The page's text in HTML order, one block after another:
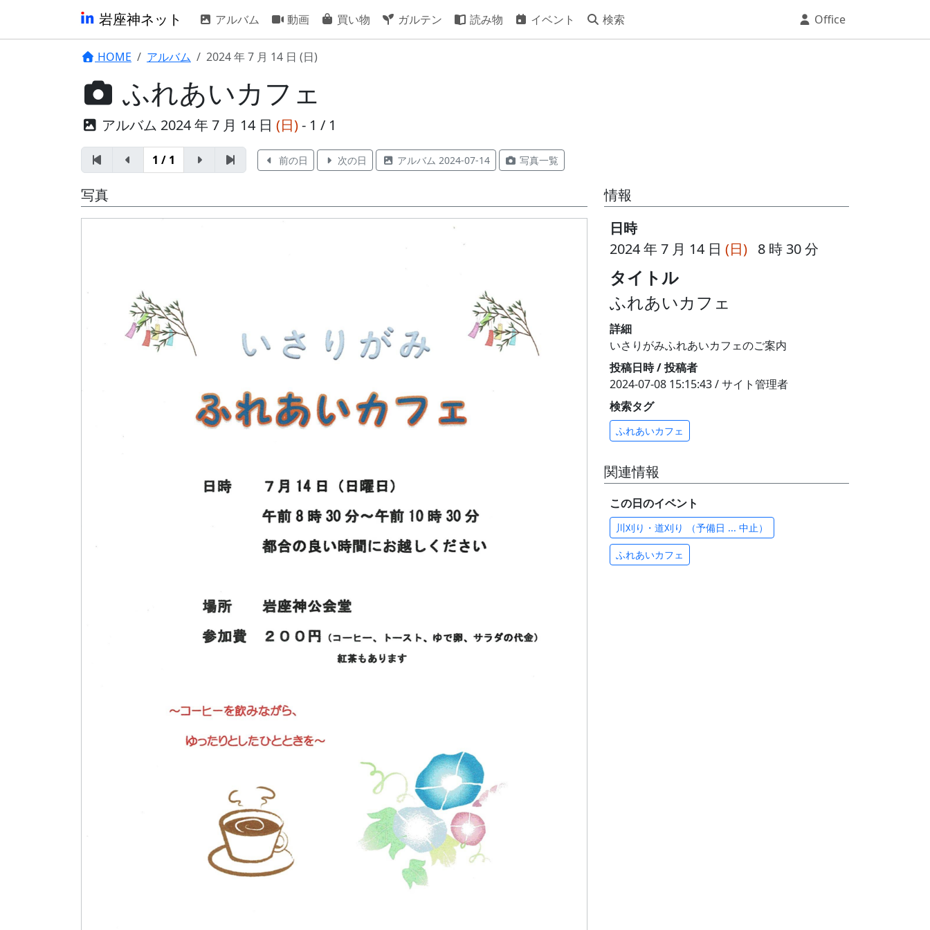
岩座神ネット アルバム 動画 買い物 ガルテン 読み物 イベント 検索 Office
HOME アルバム 2024 年 7 月 14 日 (日)
ふれあいカフェ
アルバム 2024 年 7 月 14 日 (日)- 1 / 1
1 / 1 前の日 次の日 アルバム 2024-07-14 写真一覧
写真
情報
日時
2024 年 7 月 14 日 (日) 8 時 30 分
タイトル
ふれあいカフェ
詳細
いさりがみふれあいカフェのご案内
投稿日時 / 投稿者
2024-07-08 15:15:43 / サイト管理者
検索タグ
ふれあいカフェ
関連情報
この日のイベント
川刈り・道刈り （予備日 ... 中止）
ふれあいカフェ